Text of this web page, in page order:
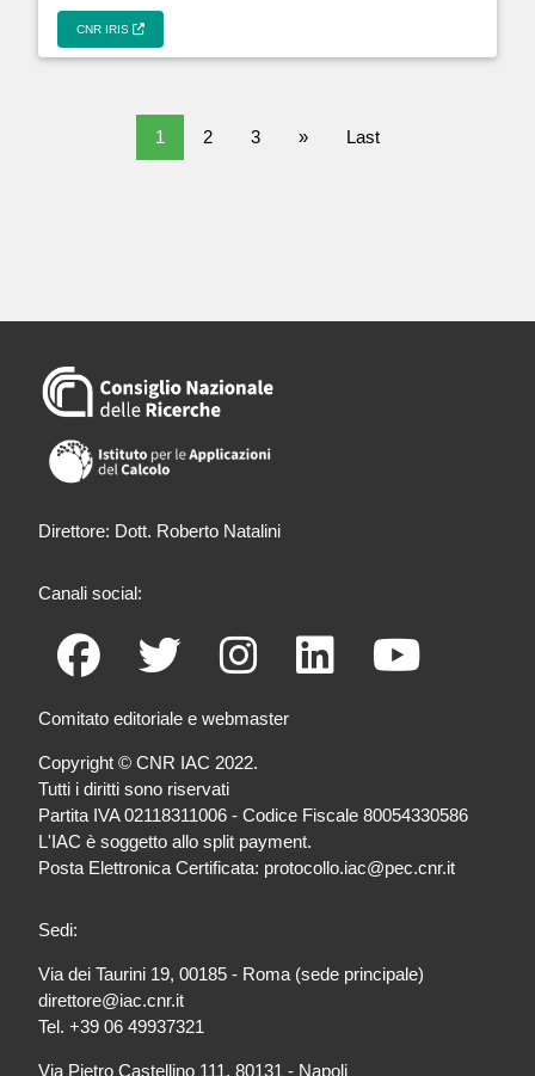
CNR IRIS
1 2 3 » Last
Direttore: Dott. Roberto Natalini
Canali social:
Comitato editoriale e webmaster
Copyright © CNR IAC 2022.
Tutti i diritti sono riservati
Partita IVA 02118311006 - Codice Fiscale 80054330586
L'IAC è soggetto allo split payment.
Posta Elettronica Certificata: protocollo.iac@pec.cnr.it
Sedi:
Via dei Taurini 19, 00185 - Roma (sede principale)
direttore@iac.cnr.it
Tel. +39 06 49937321
Via Pietro Castellino 111, 80131 - Napoli